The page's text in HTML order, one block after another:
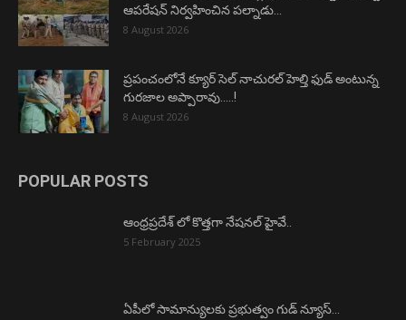
ఆపరేషన్ నిర్వహించిన పల్నాడు...
8 August 2026
ప్రపంచంలోనే క్యూర్ సెల్ నాచురల్ హెల్తి ఫుడ్ అంటున్న
గురజాల అప్పారావు…..!
8 August 2026
POPULAR POSTS
ఆంధ్రప్రదేశ్ లో కొత్తగా నేషనల్ హైవే..
5 February 2025
ఏపీలో సామాన్యులకు ప్రభుత్వం గుడ్ న్యూస్…